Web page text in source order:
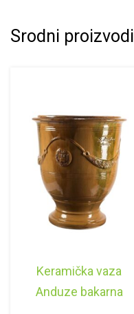
Srodni proizvodi
Keramička vaza
Anduze bakarna